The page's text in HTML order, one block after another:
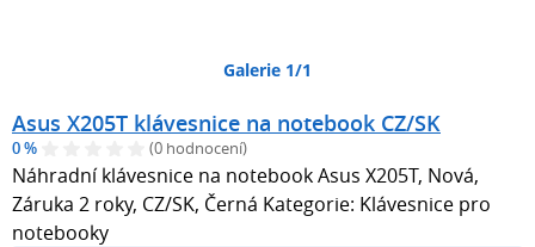
Galerie 1/1
Asus X205T klávesnice na notebook CZ/SK
0 % (0 hodnocení)
Náhradní klávesnice na notebook Asus X205T, Nová,
Záruka 2 roky, CZ/SK, Černá Kategorie: Klávesnice pro
notebooky